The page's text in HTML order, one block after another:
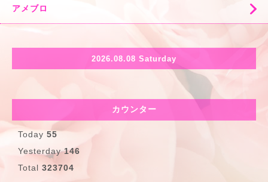
アメブロ
2026.08.08 Saturday
カウンター
Today 55
Yesterday146
Total 323704